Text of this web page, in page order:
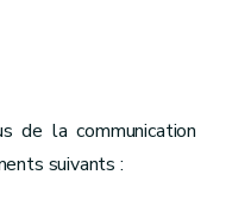
de la communication
suivants :